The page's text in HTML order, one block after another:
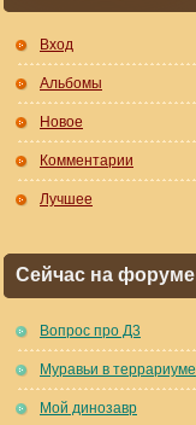
Вход
Альбомы
Новое
Комментарии
Лучшее
Сейчас на форуме
Вопрос про Д3
Муравьи в террариуме
Мой динозавр